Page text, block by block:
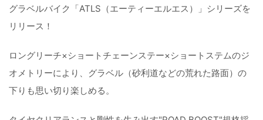
グラベルバイク「ATLS（エーティーエルエス）」シリーズを
リリース！
ロングリーチ×ショートチェーンステー×ショートステムのジ
オメトリーにより、グラベル（砂利道などの荒れた路面）の
下りも思い切り楽しめる。